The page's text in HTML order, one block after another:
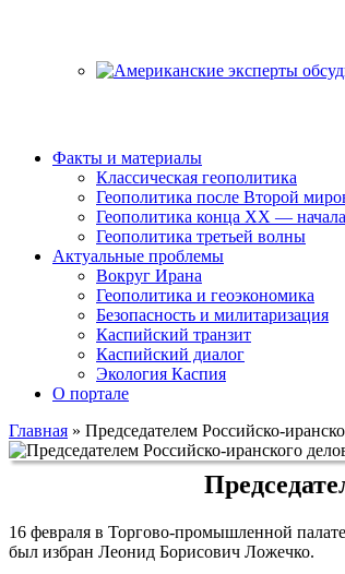
Факты и материалы
Классическая геополитика
Геополитика после Второй
Геополитика конца XX —
Геополитика третьей волны
Актуальные проблемы
Вокруг Ирана
Геополитика и геоэкономика
Безопасность и милитаризация
Каспийский транзит
Каспийский диалог
Экология Каспия
О портале
Главная » Председателем Российско-
16 февраля в Торгово-промышленной
был избран Леонид Борисович Ложечко.